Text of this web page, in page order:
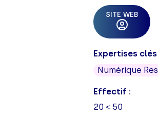
SITE WEB
Expertises clés
Numérique
Effectif :
20 < 50